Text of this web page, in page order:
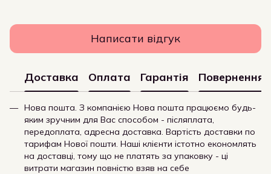
Написати відгук
Доставка Оплата Гарантія Повернення
Нова пошта. З компанією Нова пошта працюємо будь-
яким зручним для Вас способом - післяплата,
передоплата, адресна доставка. Вартість доставки по
тарифам Нової пошти. Наші клієнти істотно економлять
на доставці, тому що не платять за упаковку - ці
витрати магазин повністю взяв на себе